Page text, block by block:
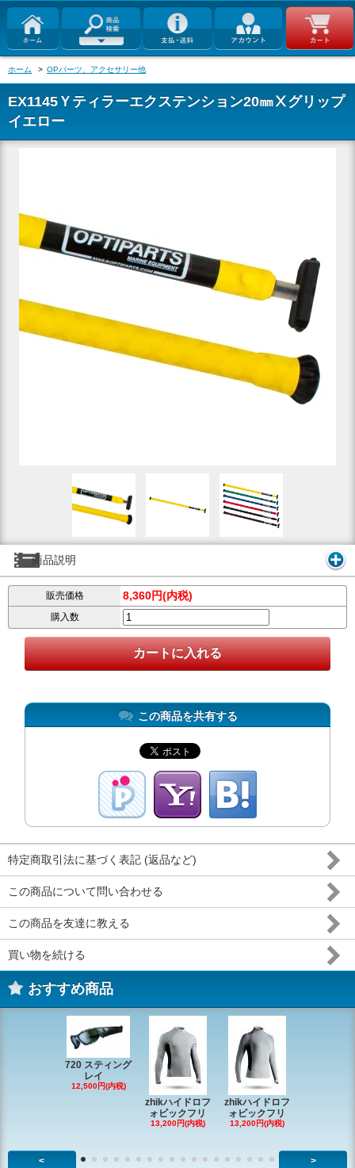
ホーム > OPパーツ、アクセサリー他
EX1145Ｙティラーエクステンション20㎜Ⅹグリップ
イエロー
商品説明
販売価格 8,360円(内税)
購入数
この商品を共有する
特定商取引法に基づく表記 (返品など)
この商品について問い合わせる
この商品を友達に教える
買い物を続ける
おすすめ商品
720 スティング
レイ
12,500円(内税)
zhikハイドロフ
ォビックフリ
13,200円(内税)
zhikハイドロフ
ォビックフリ
13,200円(内税)
< >